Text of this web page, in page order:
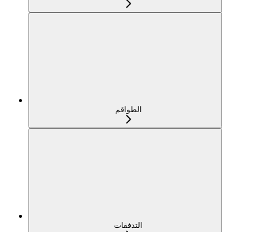
الطواقم
التدفقات